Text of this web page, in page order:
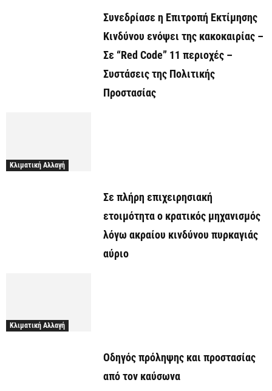
Συνεδρίασε η Επιτροπή Εκτίμησης
Κινδύνου ενόψει της κακοκαιρίας –
Σε “Red Code” 11 περιοχές –
Συστάσεις της Πολιτικής
Προστασίας
Κλιματική Αλλαγή
Σε πλήρη επιχειρησιακή
ετοιμότητα ο κρατικός μηχανισμός
λόγω ακραίου κινδύνου πυρκαγιάς
αύριο
Κλιματική Αλλαγή
Οδηγός πρόληψης και προστασίας
από τον καύσωνα